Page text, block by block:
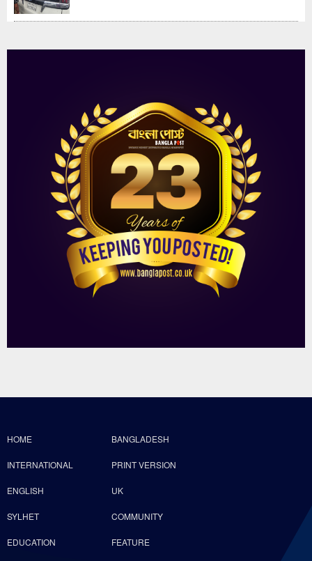
HOME BANGLADESH
INTERNATIONAL PRINT VERSION
ENGLISH UK
SYLHET COMMUNITY
EDUCATION FEATURE